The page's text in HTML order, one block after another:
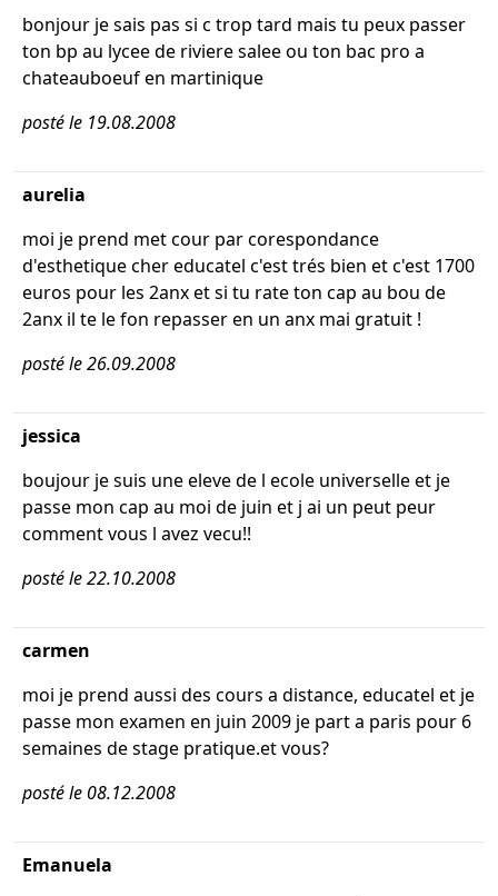
bonjour je sais pas si c trop tard mais tu peux passer
ton bp au lycee de riviere salee ou ton bac pro a
chateauboeuf en martinique
posté le 19.08.2008
aurelia
moi je prend met cour par corespondance
d'esthetique cher educatel c'est trés bien et c'est 1700
euros pour les 2anx et si tu rate ton cap au bou de
2anx il te le fon repasser en un anx mai gratuit !
posté le 26.09.2008
jessica
boujour je suis une eleve de l ecole universelle et je
passe mon cap au moi de juin et j ai un peut peur
comment vous l avez vecu!!
posté le 22.10.2008
carmen
moi je prend aussi des cours a distance, educatel et je
passe mon examen en juin 2009 je part a paris pour 6
semaines de stage pratique.et vous?
posté le 08.12.2008
Emanuela